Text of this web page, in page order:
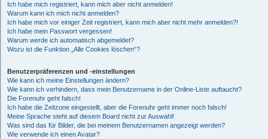
Ich habe mich registriert, kann mich aber nicht anmelden!
Warum kann ich mich nicht anmelden?
Ich habe mich vor einiger Zeit registriert, kann mich aber nicht mehr anmelden?!
Ich habe mein Passwort vergessen!
Warum werde ich automatisch abgemeldet?
Wozu ist die Funktion „Alle Cookies löschen“?
Benutzerpräferenzen und -einstellungen
Wie kann ich meine Einstellungen ändern?
Wie kann ich verhindern, dass mein Benutzername in der Online-Liste auftaucht?
Die Forenuhr geht falsch!
Ich habe die Zeitzone eingestellt, aber die Forenuhr geht immer noch falsch!
Meine Sprache steht auf diesem Board nicht zur Auswahl!
Was sind das für Bilder, die bei meinem Benutzernamen angezeigt werden?
Wie verwende ich einen Avatar?